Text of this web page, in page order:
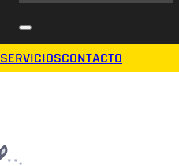
SERVICIOSCONTACTO